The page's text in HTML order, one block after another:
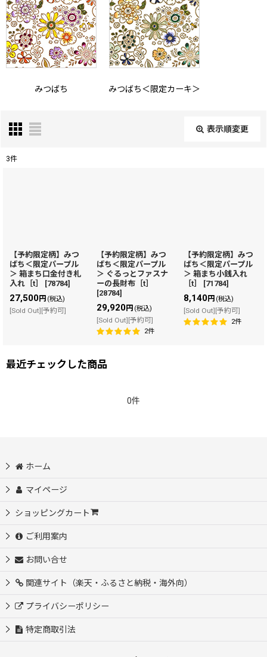
みつばち みつばち＜限定カーキ＞
表示順変更
絞り込む
3件
【予約限定柄】みつ
ばち＜限定パープル
＞ 箱まち口金付き札
入れ［t］
[78784]
27,500円 (税込)
[Sold Out][予約可]
【予約限定柄】みつ
ばち＜限定パープル
＞ ぐるっとファスナ
ーの長財布［t］
[28784]
29,920円 (税込)
[Sold Out][予約可]
2件
【予約限定柄】みつ
ばち＜限定パープル
＞ 箱まち小銭入れ
［t］
[71784]
8,140円 (税込)
[Sold Out][予約可]
2件
最近チェックした商品
0件
ホーム
マイページ
ショッピングカート
ご利用案内
お問い合せ
関連サイト（楽天・ふるさと納税・海外向）
プライバシーポリシー
特定商取引法